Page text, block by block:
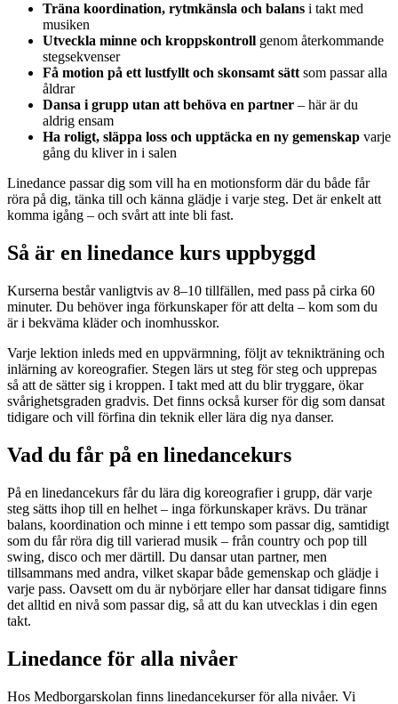
Träna koordination, rytmkänsla och balans i takt med
musiken
Utveckla minne och kroppskontroll genom återkommande
stegsekvenser
Få motion på ett lustfyllt och skonsamt sätt som passar alla
åldrar
Dansa i grupp utan att behöva en partner – här är du
aldrig ensam
Ha roligt, släppa loss och upptäcka en ny gemenskap varje
gång du kliver in i salen
Linedance passar dig som vill ha en motionsform där du både får
röra på dig, tänka till och känna glädje i varje steg. Det är enkelt att
komma igång – och svårt att inte bli fast.
Så är en linedance kurs uppbyggd
Kurserna består vanligtvis av 8–10 tillfällen, med pass på cirka 60
minuter. Du behöver inga förkunskaper för att delta – kom som du
är i bekväma kläder och inomhusskor.
Varje lektion inleds med en uppvärmning, följt av teknikträning och
inlärning av koreografier. Stegen lärs ut steg för steg och upprepas
så att de sätter sig i kroppen. I takt med att du blir tryggare, ökar
svårighetsgraden gradvis. Det finns också kurser för dig som dansat
tidigare och vill förfina din teknik eller lära dig nya danser.
Vad du får på en linedancekurs
På en linedancekurs får du lära dig koreografier i grupp, där varje
steg sätts ihop till en helhet – inga förkunskaper krävs. Du tränar
balans, koordination och minne i ett tempo som passar dig, samtidigt
som du får röra dig till varierad musik – från country och pop till
swing, disco och mer därtill. Du dansar utan partner, men
tillsammans med andra, vilket skapar både gemenskap och glädje i
varje pass. Oavsett om du är nybörjare eller har dansat tidigare finns
det alltid en nivå som passar dig, så att du kan utvecklas i din egen
takt.
Linedance för alla nivåer
Hos Medborgarskolan finns linedancekurser för alla nivåer. Vi